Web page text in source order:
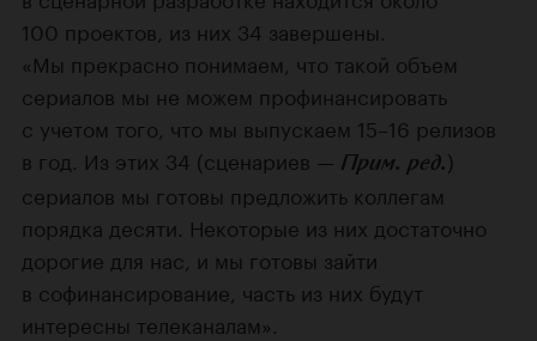
100 проектов, из них 34 завершены.
«Мы прекрасно понимаем, что такой объем
сериалов мы не можем профинансировать
с учетом того, что мы выпускаем 15–16 релизов
в год. Из этих 34 (сценариев — Прим. ред.)
сериалов мы готовы предложить коллегам
порядка десяти. Некоторые из них достаточно
дорогие для нас, и мы готовы зайти
в софинансирование, часть из них будут
интересны телеканалам».